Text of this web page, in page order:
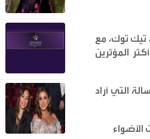
تيك توك، مع
المؤثرين
التي أراد